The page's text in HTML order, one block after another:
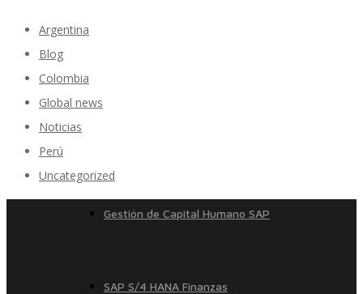
Gestión de Capital Humano SAP
SAP S/4 HANA Finanzas
Argentina
Blog
Colombia
Global news
Noticias
Perú
Uncategorized